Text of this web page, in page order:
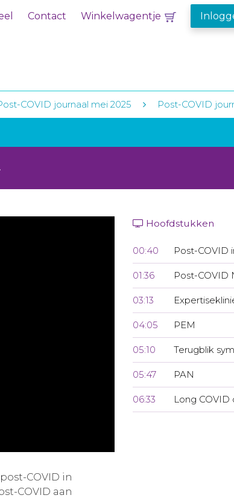
Contact Winkelwagentje
COVID journaal mei 2025 Post-COVID
Hoofdstukken
00:40 Post-COVID
01:36 Post-COVID
03:13
04:05 PEM
05:10 Terugblik
05:47 PAN
06:33 Long COVID
COVID in
COVID aan